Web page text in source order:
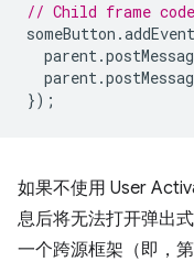
// Child frame
someButton .
parent.
parent.
});
如果不使用 User
息后将无法打开弹出
一个跨源框架（即，